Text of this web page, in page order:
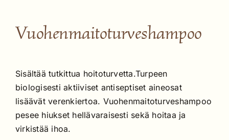
Vuohenmaitoturveshampoo
Sisältää tutkittua hoitoturvetta.Turpeen
biologisesti aktiiviset antiseptiset aineosat
lisäävät verenkiertoa. Vuohenmaitoturveshampoo
pesee hiukset hellävaraisesti sekä hoitaa ja
virkistää ihoa.